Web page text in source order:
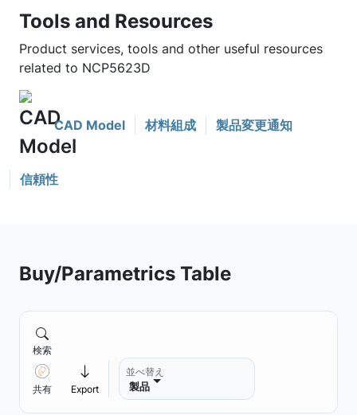
Tools and Resources
Product services, tools and other useful resources
related to NCP5623D
CAD Model 材料組成 製品変更通知
信頼性
Buy/Parametrics Table
検索
共有 Export
並べ替え
製品